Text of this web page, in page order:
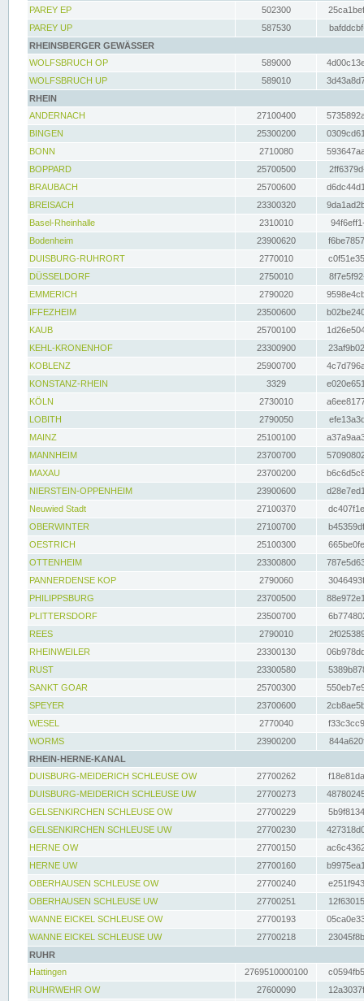
PAREY EP
502300
PAREY UP
587530
RHEINSBERGER GEWÄSSER
WOLFSBRUCH OP
589000
WOLFSBRUCH UP
589010
RHEIN
ANDERNACH
27100400
BINGEN
25300200
BONN
2710080
BOPPARD
25700500
BRAUBACH
25700600
BREISACH
23300320
Basel-Rheinhalle
2310010
Bodenheim
23900620
DUISBURG-RUHRORT
2770010
DÜSSELDORF
2750010
EMMERICH
2790020
IFFEZHEIM
23500600
KAUB
25700100
KEHL-KRONENHOF
23300900
KOBLENZ
25900700
KONSTANZ-RHEIN
3329
KÖLN
2730010
LOBITH
2790050
MAINZ
25100100
MANNHEIM
23700700
MAXAU
23700200
NIERSTEIN-OPPENHEIM
23900600
Neuwied Stadt
27100370
OBERWINTER
27100700
OESTRICH
25100300
OTTENHEIM
23300800
PANNERDENSE KOP
2790060
PHILIPPSBURG
23700500
PLITTERSDORF
23500700
REES
2790010
RHEINWEILER
23300130
RUST
23300580
SANKT GOAR
25700300
SPEYER
23700600
WESEL
2770040
WORMS
23900200
RHEIN-HERNE-KANAL
DUISBURG-MEIDERICH SCHLEUSE OW
27700262
DUISBURG-MEIDERICH SCHLEUSE UW
27700273
GELSENKIRCHEN SCHLEUSE OW
27700229
GELSENKIRCHEN SCHLEUSE UW
27700230
HERNE OW
27700150
HERNE UW
27700160
OBERHAUSEN SCHLEUSE OW
27700240
OBERHAUSEN SCHLEUSE UW
27700251
WANNE EICKEL SCHLEUSE OW
27700193
WANNE EICKEL SCHLEUSE UW
27700218
RUHR
Hattingen
2769510000100
RUHRWEHR OW
27600090